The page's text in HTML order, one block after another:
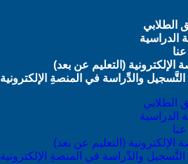
الطلابي
الدراسية
الإلكترونية (التعليم عن بعد)
والدِّراسة في المنصةِ الإلكترونية
الطلابي
الدراسية
الإلكترونية (التعليم عن بعد)
والدِّراسة في المنصةِ الإلكترونية